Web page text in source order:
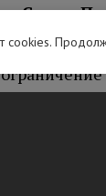
Санкт-
cookies.